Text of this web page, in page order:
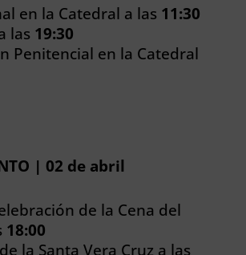
en la Catedral a las 11:30
las 19:30
Penitencial en la Catedral
| 02 de abril
de la Cena del
18:00
la Santa Vera Cruz a las